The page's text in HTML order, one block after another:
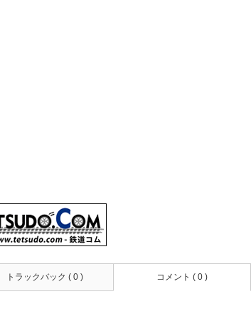
コメント ( 0 )
トラックバック ( 0 )